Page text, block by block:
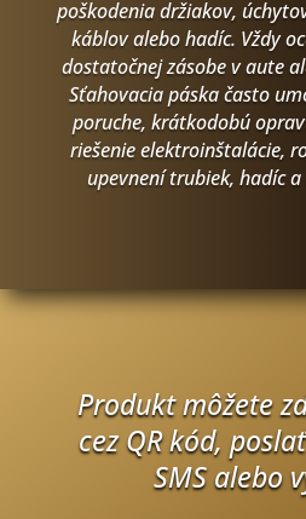
poškodenia držiakov,
káblov alebo hadíc. Vždy
dostatočnej zásobe v aute
Sťahovacia páska často
poruche, krátkodobú
riešenie elektroinštalácie,
upevnení trubiek, hadíc
Produkt môžete
cez QR kód,
SMS alebo